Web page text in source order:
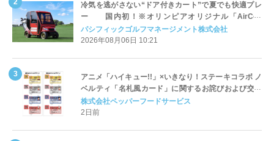
冷気を逃がさない“ドア付きカート”で夏でも快適プレ
ー 国内初！※オリンピアオリジナル「AirCon
Cart（エアコンカート）」導入 | ＰＧＭ
パシフィックゴルフマネージメント株式会社
2026年08月06日 10:21
アニメ「ハイキュー!!」×いきなり！ステーキコラボ ノ
ベルティ「名札風カード」に関するお詫びおよび交換
対応についてのご案内
株式会社ペッパーフードサービス
2日前